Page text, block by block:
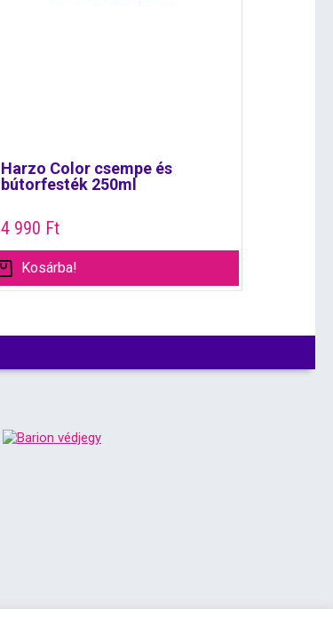
Harzo Color csempe és
bútorfesték 250ml
4 990 Ft
Kosárba!